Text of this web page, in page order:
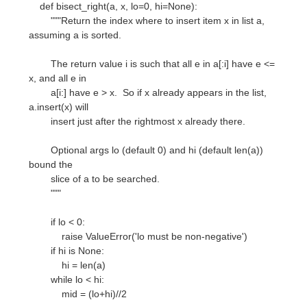
def bisect_right(a, x, lo=0, hi=None):
"""Return the index where to insert item x in list a,
assuming a is sorted.
The return value i is such that all e in a[:i] have e <=
x, and all e in
a[i:] have e > x. So if x already appears in the list,
a.insert(x) will
insert just after the rightmost x already there.
Optional args lo (default 0) and hi (default len(a))
bound the
slice of a to be searched.
"""
if lo < 0:
raise ValueError('lo must be non-negative')
if hi is None:
hi = len(a)
while lo < hi:
mid = (lo+hi)//2